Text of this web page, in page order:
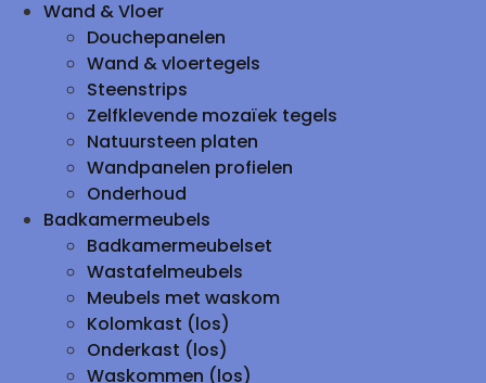
Wand & Vloer
Douchepanelen
Wand & vloertegels
Steenstrips
Zelfklevende mozaïek tegels
Natuursteen platen
Wandpanelen profielen
Onderhoud
Badkamermeubels
Badkamermeubelset
Wastafelmeubels
Meubels met waskom
Kolomkast (los)
Onderkast (los)
Waskommen (los)